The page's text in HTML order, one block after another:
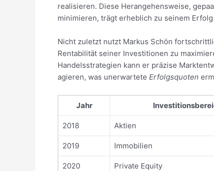
realisieren. Diese Herangehensweise,
minimieren, trägt erheblich zu seinem
Nicht zuletzt nutzt Markus Schön
Rentabilität seiner Investitionen zu
Handelsstrategien kann er präzise
agieren, was unerwartete Erfolgsquoten
Jahr
2018 Aktien
2019 Immobilien
2020 Private Equity